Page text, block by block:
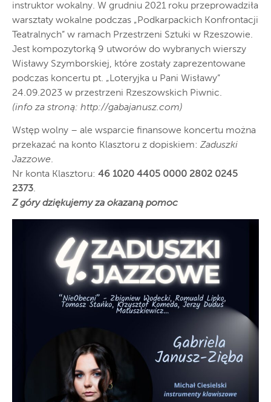
instruktor wokalny. W grudniu 2021 roku przeprowadziła
warsztaty wokalne podczas „Podkarpackich Konfrontacji
Teatralnych” w ramach Przestrzeni Sztuki w Rzeszowie.
Jest kompozytorką 9 utworów do wybranych wierszy
Wisławy Szymborskiej, które zostały zaprezentowane
podczas koncertu pt. „Loteryjka u Pani Wisławy”
24.09.2023 w przestrzeni Rzeszowskich Piwnic.
(info za stroną: http://gabajanusz.com)
Wstęp wolny – ale wsparcie finansowe koncertu można
przekazać na konto Klasztoru z dopiskiem:Zaduszki
Jazzowe.
Nr konta Klasztoru: 46 1020 4405 0000 2802 0245
2373.
Z góry dziękujemy za okazaną pomoc